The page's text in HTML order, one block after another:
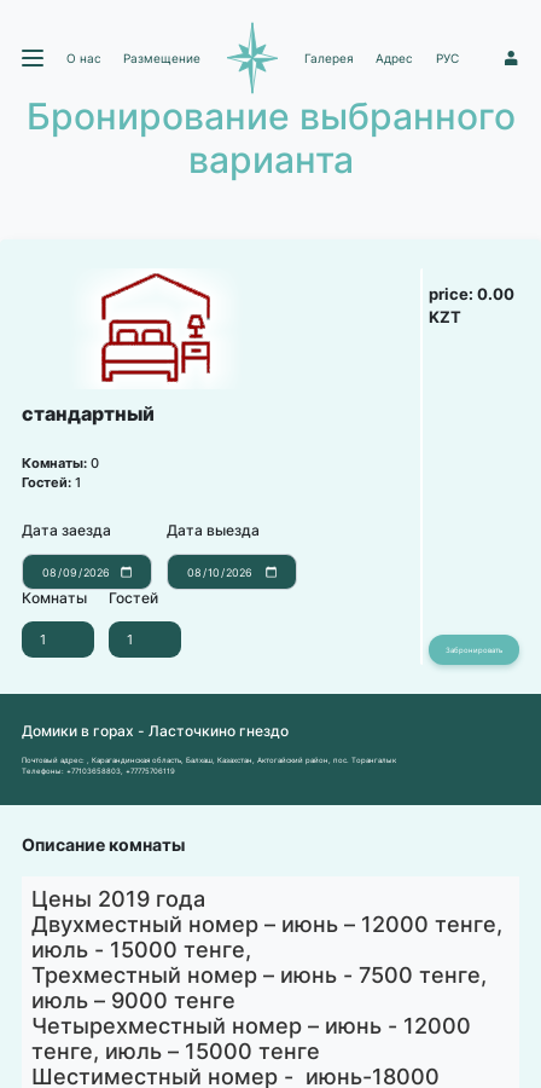
О нас Размещение Галерея Адрес РУС 1
Бронирование выбранного
варианта
стандартный
Комнаты: 0
Гостей: 1
Дата заезда Дата выезда
Комнаты Гостей
price:0.00
KZT
Домики в горах - Лaсточкино гнездо
Почтовый адрес:
, Карагандинская область, Балхаш, Казахстан, Актогайский район, пос. Торангалык
Телефоны: +77103658803 +77775706119
Описание комнаты